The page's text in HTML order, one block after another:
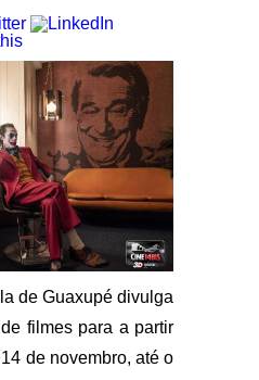
de Guaxupé divulga
filmes para a partir
de novembro, até o